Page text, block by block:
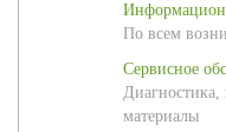
По всем
Сервисное
Диагностика,
материалы